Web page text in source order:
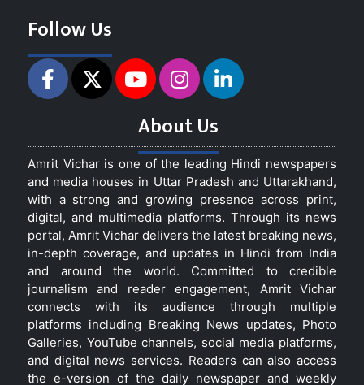
Follow Us
About Us
Amrit Vichar is one of the leading Hindi newspapers
and media houses in Uttar Pradesh and Uttarakhand,
with a strong and growing presence across print,
digital, and multimedia platforms. Through its news
portal, Amrit Vichar delivers the latest breaking news,
in-depth coverage, and updates in Hindi from India
and around the world. Committed to credible
journalism and reader engagement, Amrit Vichar
connects with its audience through multiple
platforms including Breaking News updates, Photo
Galleries, YouTube channels, social media platforms,
and digital news services. Readers can also access
the e-version of the daily newspaper and weekly